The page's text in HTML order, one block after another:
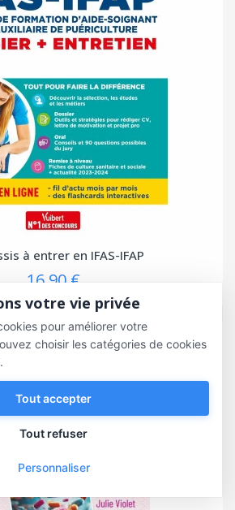
à entrer en IFAS-IFAP
16,90 €
votre vie privée
pour améliorer votre
choisir les catégories de cookies
Tout accepter
Tout refuser
Personnaliser